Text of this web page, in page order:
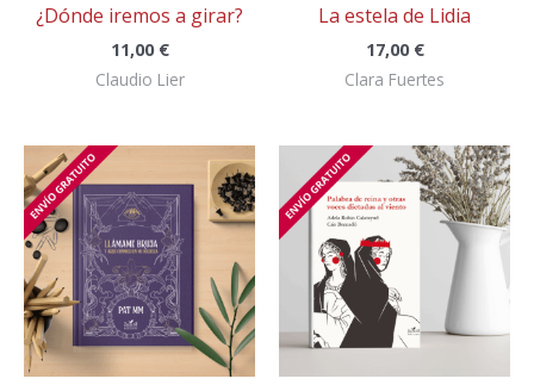
¿Dónde iremos a girar?
11,00 €
Claudio Lier
La estela de Lidia
17,00 €
Clara Fuertes